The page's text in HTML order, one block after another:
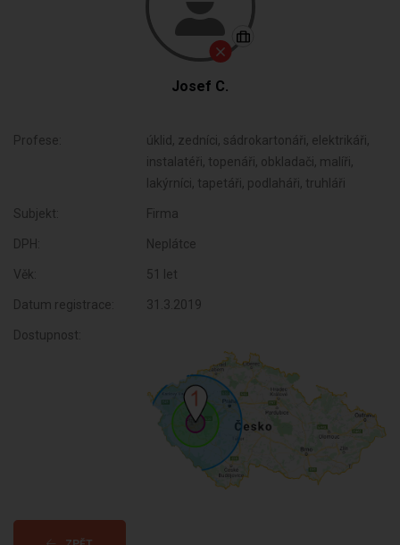
Josef C.
Profese:
úklid, zedníci, sádrokartonáři, elektrikáři,
instalatéři, topenáři, obkladači, malíři,
lakýrníci, tapetáři, podlaháři, truhláři
Subjekt: Firma
DPH: Neplátce
Věk: 51 let
Datum registrace: 31.3.2019
Dostupnost: